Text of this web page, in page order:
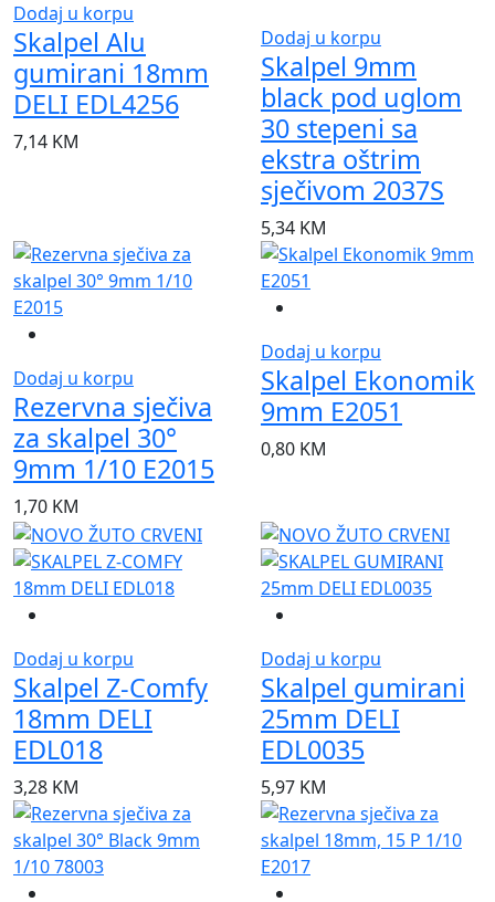
Dodaj u korpu
Skalpel Alu
gumirani 18mm
DELI EDL4256
7,14 KM
Dodaj u korpu
Skalpel 9mm
black pod uglom
30 stepeni sa
ekstra oštrim
sječivom 2037S
5,34 KM
Dodaj u korpu
Rezervna sječiva
za skalpel 30°
9mm 1/10 E2015
1,70 KM
Dodaj u korpu
Skalpel Ekonomik
9mm E2051
0,80 KM
Dodaj u korpu
Skalpel Z-Comfy
18mm DELI
EDL018
3,28 KM
Dodaj u korpu
Skalpel gumirani
25mm DELI
EDL0035
5,97 KM